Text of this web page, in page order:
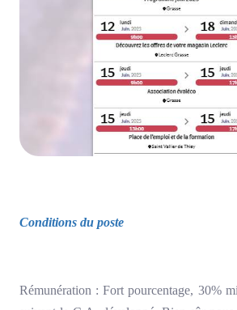
Conditions du poste
Rémunération : Fort pourcentage, 30%